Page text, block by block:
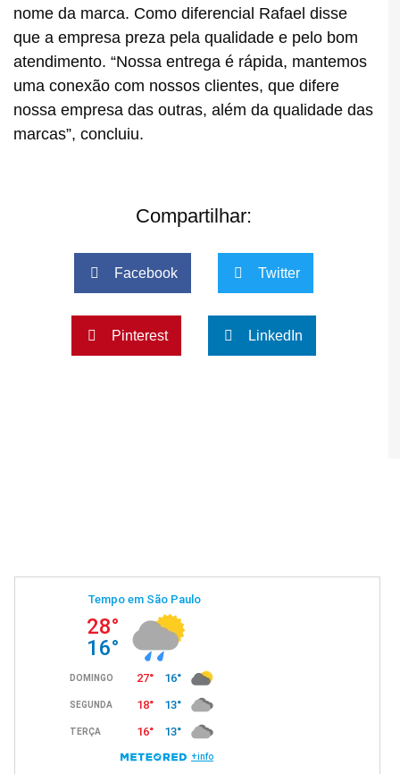
nome da marca. Como diferencial Rafael disse
que a empresa preza pela qualidade e pelo bom
atendimento. “Nossa entrega é rápida, mantemos
uma conexão com nossos clientes, que difere
nossa empresa das outras, além da qualidade das
marcas”, concluiu.
Compartilhar:
Facebook Twitter
Pinterest LinkedIn